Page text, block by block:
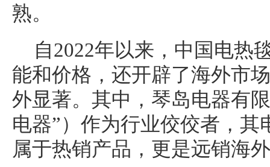
熟。
自2022年以来，中国电热
能和价格，还开辟了海外市
外显著。其中，琴岛电器有
电器”）作为行业佼佼者，其
属于热销产品，更是远销海